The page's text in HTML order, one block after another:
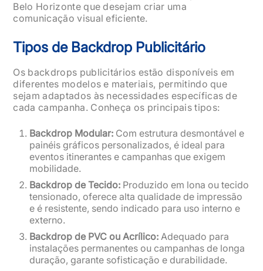
Belo Horizonte que desejam criar uma
comunicação visual eficiente.
Tipos de Backdrop Publicitário
Os backdrops publicitários estão disponíveis em
diferentes modelos e materiais, permitindo que
sejam adaptados às necessidades específicas de
cada campanha. Conheça os principais tipos:
Backdrop Modular: Com estrutura desmontável e
painéis gráficos personalizados, é ideal para
eventos itinerantes e campanhas que exigem
mobilidade.
Backdrop de Tecido: Produzido em lona ou tecido
tensionado, oferece alta qualidade de impressão
e é resistente, sendo indicado para uso interno e
externo.
Backdrop de PVC ou Acrílico: Adequado para
instalações permanentes ou campanhas de longa
duração, garante sofisticação e durabilidade.